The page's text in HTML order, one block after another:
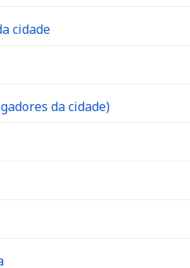
cidade
da cidade)